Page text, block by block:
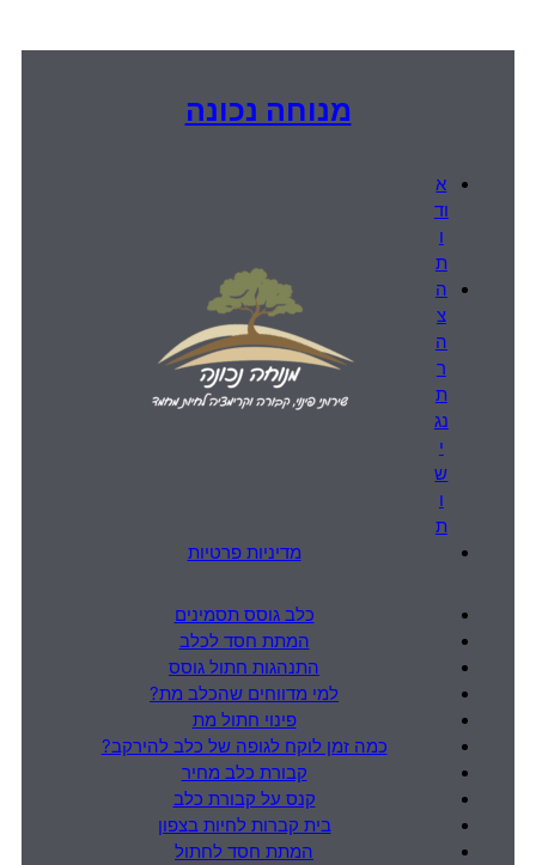
מנוחה נכונה
א
וד
ו
ת
ה
צ
ה
ר
ת
נג
י
ש
ו
ת
מדיניות פרטיות
כלב גוסס תסמינים
המתת חסד לכלב
התנהגות חתול גוסס
למי מדווחים שהכלב מת?
פינוי חתול מת
כמה זמן לוקח לגופה של כלב להירקב?
קבורת כלב מחיר
קנס על קבורת כלב
בית קברות לחיות בצפון
המתת חסד לחתול